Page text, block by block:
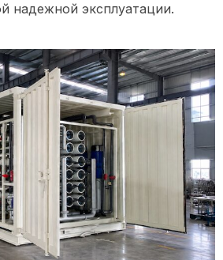
надежной эксплуатации.
больницах, офисных
комплексах,
парках и общественных
коммерческая
питьевой воды
собой модульное решение
воды нового поколения.
Подробнее